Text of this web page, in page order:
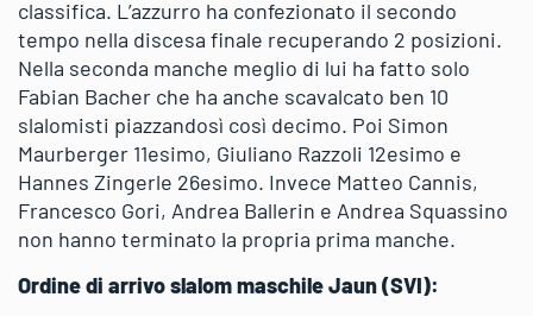
classifica. L’azzurro ha confezionato il secondo
tempo nella discesa finale recuperando 2 posizioni.
Nella seconda manche meglio di lui ha fatto solo
Fabian Bacher che ha anche scavalcato ben 10
slalomisti piazzandosì così decimo. Poi Simon
Maurberger 11esimo, Giuliano Razzoli 12esimo e
Hannes Zingerle 26esimo. Invece Matteo Cannis,
Francesco Gori, Andrea Ballerin e Andrea Squassino
non hanno terminato la propria prima manche.
Ordine di arrivo slalom maschile Jaun (SVI):
7 3 BUFFET Robin +1.32
8 12 HAUGAN Timon NOR +1.37
9 2 SALA Tommaso ITA +1.93 11
ITA